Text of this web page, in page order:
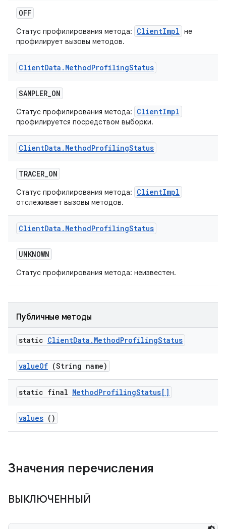
OFF
Статус профилирования метода: ClientImpl не
профилирует вызовы методов.
ClientData . MethodProfilingStatus
SAMPLER_ON
Статус профилирования метода: ClientImpl
профилируется посредством выборки.
ClientData . MethodProfilingStatus
TRACER_ON
Статус профилирования метода: ClientImpl
отслеживает вызовы методов.
ClientData . MethodProfilingStatus
UNKNOWN
Статус профилирования метода: неизвестен.
Публичные методы
static ClientData . MethodProfilingStatus
valueOf (String name)
static final MethodProfilingStatus[]
values ()
Значения перечисления
ВЫКЛЮЧЕННЫЙ